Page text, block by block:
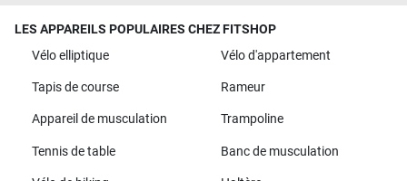
LES APPAREILS POPULAIRES CHEZ FITSHOP
Vélo elliptique
Vélo d'appartement
Tapis de course Rameur
Appareil de musculation Trampoline
Tennis de table Banc de musculation